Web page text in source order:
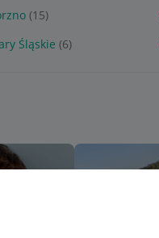
(15)
Śląskie (6)